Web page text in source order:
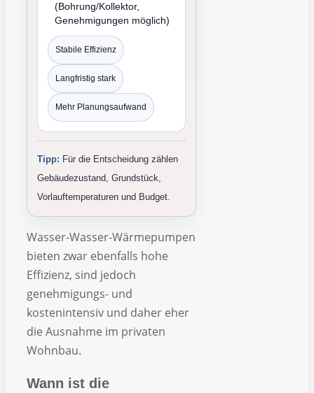
(Bohrung/Kollektor,
Genehmigungen möglich)
Stabile Effizienz
Langfristig stark
Mehr Planungsaufwand
Tipp: Für die Entscheidung zählen
Gebäudezustand, Grundstück,
Vorlauftemperaturen und Budget.
Wasser-Wasser-Wärmepumpen
bieten zwar ebenfalls hohe
Effizienz, sind jedoch
genehmigungs- und
kostenintensiv und daher eher
die Ausnahme im privaten
Wohnbau.
Wann ist die